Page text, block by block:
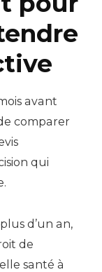
avant
comparer
qui
d’un an,
de
santé à